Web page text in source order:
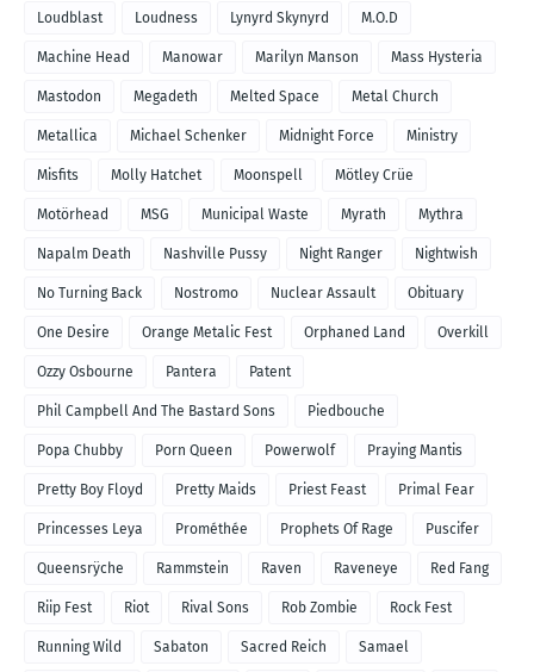
Loudblast Loudness Lynyrd Skynyrd M.O.D
Machine Head Manowar Marilyn Manson Mass Hysteria
Mastodon Megadeth Melted Space Metal Church
Metallica Michael Schenker Midnight Force Ministry
Misfits Molly Hatchet Moonspell Mötley Crüe
Motörhead MSG Municipal Waste Myrath Mythra
Napalm Death Nashville Pussy Night Ranger Nightwish
No Turning Back Nostromo Nuclear Assault Obituary
One Desire Orange Metalic Fest Orphaned Land Overkill
Ozzy Osbourne Pantera Patent
Phil Campbell And The Bastard Sons Piedbouche
Popa Chubby Porn Queen Powerwolf Praying Mantis
Pretty Boy Floyd Pretty Maids Priest Feast Primal Fear
Princesses Leya Prométhée Prophets Of Rage Puscifer
Queensrÿche Rammstein Raven Raveneye Red Fang
Riip Fest Riot Rival Sons Rob Zombie Rock Fest
Running Wild Sabaton Sacred Reich Samael